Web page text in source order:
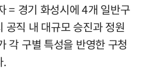
= 경기 화성시에 4개 일반구
공직 내 대규모 승진과 정원
각 구별 특성을 반영한 구청
.